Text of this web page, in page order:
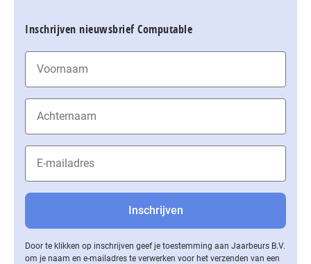
Inschrijven nieuwsbrief Computable
Door te klikken op inschrijven geef je toestemming aan Jaarbeurs B.V.
om je naam en e-mailadres te verwerken voor het verzenden van een